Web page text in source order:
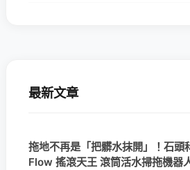
最新文章
拖地不再是「把髒水抹開」！石
Flow 搖滾天王 滾筒活水掃拖機器